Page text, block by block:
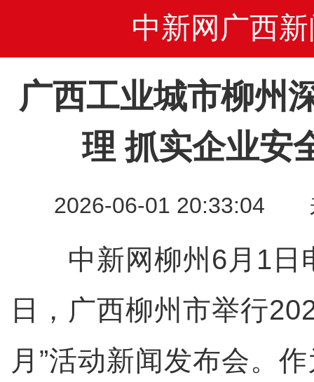
中新网广西新
广西工业城市柳州
理 抓实企业安
2026-06-01 20:33:04
中新网柳州6月1日
日，广西柳州市举行
月”活动新闻发布会。